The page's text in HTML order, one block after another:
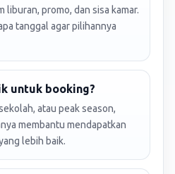
liburan, promo, dan sisa kamar.
tanggal agar pilihannya
untuk booking?
atau peak season,
membantu mendapatkan
lebih baik.